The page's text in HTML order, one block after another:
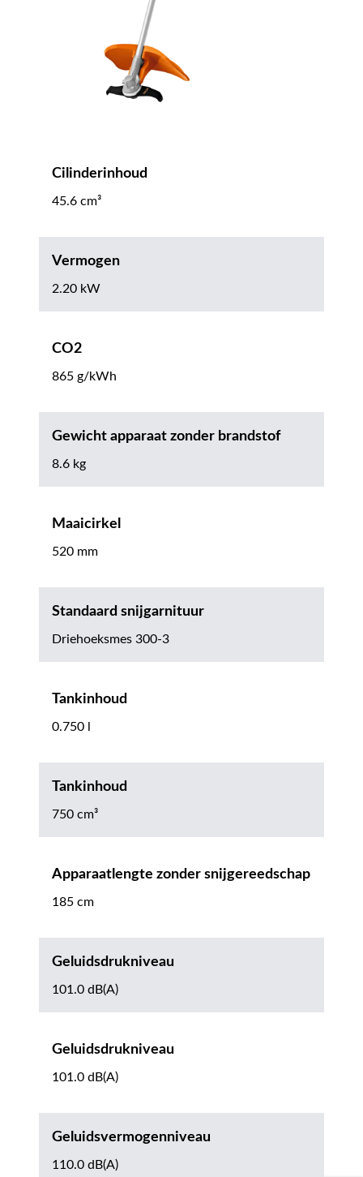
Cilinderinhoud
45.6 cm³
Vermogen
2.20 kW
CO2
865 g/kWh
Gewicht apparaat zonder brandstof
8.6 kg
Maaicirkel
520 mm
Standaard snijgarnituur
Driehoeksmes 300-3
Tankinhoud
0.750 l
Tankinhoud
750 cm³
Apparaatlengte zonder snijgereedschap
185 cm
Geluidsdrukniveau
101.0 dB(A)
Geluidsdrukniveau
101.0 dB(A)
Geluidsvermogenniveau
110.0 dB(A)